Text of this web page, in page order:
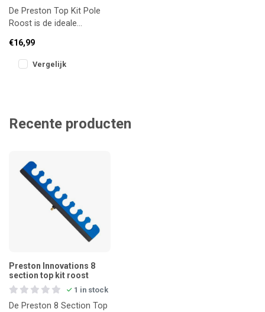
De Preston Top Kit Pole
Roost is de ideale
en overzichtelijk opbergen
van
€16,99
Vergelijk
Recente producten
Preston Innovations 8
section top kit roost
1 in stock
De Preston 8 Section Top